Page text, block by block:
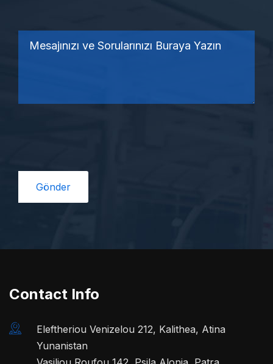
Contact Info
Eleftheriou Venizelou 212, Kalithea, Atina
Yunanistan